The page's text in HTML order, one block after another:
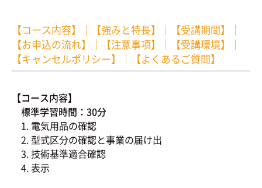
【コース内容】 ｜ 【強みと特長】 ｜ 【受講期間】
｜
【お申込の流れ】
｜ 【注意事項】 ｜ 【受講環境】
｜
【キャンセルポリシー】
｜ 【よくあるご質問】
【コース内容】
標準学習時間：30分
1. 電気用品の確認
2. 型式区分の確認と事業の届け出
3. 技術基準適合確認
4. 表示